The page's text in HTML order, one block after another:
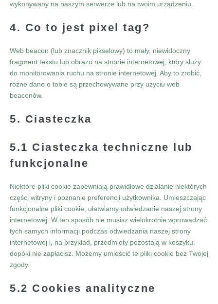
wykonywany na naszym serwerze lub na twoim urządzeniu.
4. Co to jest pixel tag?
Web beacon (lub znacznik pikselowy) to mały, niewidoczny
fragment tekstu lub obrazu na stronie internetowej, który służy
do monitorowania ruchu na stronie internetowej. Aby to zrobić,
różne dane o tobie są przechowywane przy użyciu web
beaconów.
5. Ciasteczka
5.1 Ciasteczka techniczne lub
funkcjonalne
Niektóre pliki cookie zapewniają prawidłowe działanie niektórych
części witryny i poznanie preferencji użytkownika. Umieszczając
funkcjonalne pliki cookie, ułatwiamy odwiedzanie naszej strony
internetowej. W ten sposób nie musisz wielokrotnie wprowadzać
tych samych informacji podczas odwiedzania naszej strony
internetowej i, na przykład, przedmioty pozostają w koszyku,
dopóki nie zapłacisz. Możemy umieścić te pliki cookie bez Twojej
zgody.
5.2 Cookies analityczne